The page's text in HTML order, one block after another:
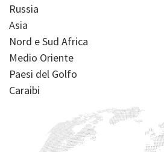
Russia
Asia
Nord e Sud Africa
Medio Oriente
Paesi del Golfo
Caraibi